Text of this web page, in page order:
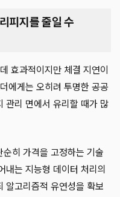
피지를 줄일 수
효과적이지만 체결 지연이
에게는 오히려 투명한 공공
관리 면에서 유리할 때가 많
히 가격을 고정하는 기술
내는 지능형 데이터 처리의
알고리즘적 유연성을 확보